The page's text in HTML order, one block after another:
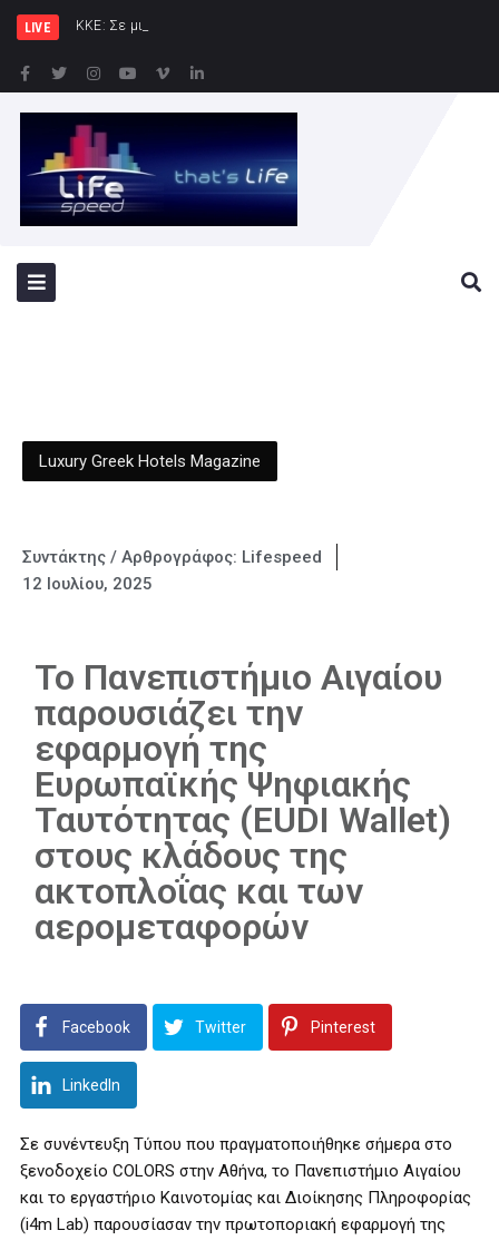
LIVE ΚΚΕ: Σε μια περιοχή που ήδη φλέ
Luxury Greek Hotels Magazine
Συντάκτης / Αρθρογράφος: Lifespeed
12 Ιουλίου, 2025
Το Πανεπιστήμιο Αιγαίου
παρουσιάζει την
εφαρμογή της
Ευρωπαϊκής Ψηφιακής
Ταυτότητας (EUDI Wallet)
στους κλάδους της
ακτοπλοΐας και των
αερομεταφορών
Facebook Twitter Pinterest
LinkedIn
Σε συνέντευξη Τύπου που πραγματοποιήθηκε σήμερα στο
ξενοδοχείο COLORS στην Αθήνα, το Πανεπιστήμιο Αιγαίου
και το εργαστήριο Καινοτομίας και Διοίκησης Πληροφορίας
(i4m Lab) παρουσίασαν την πρωτοποριακή εφαρμογή της